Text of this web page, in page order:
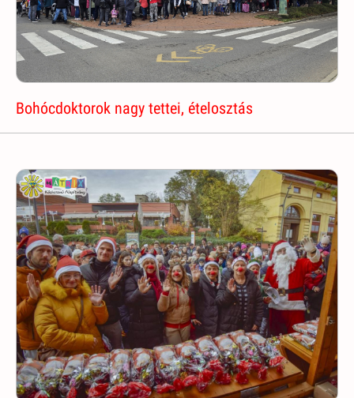
Bohócdoktorok nagy tettei, ételosztás